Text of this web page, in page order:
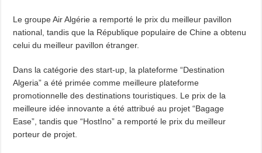
Le groupe Air Algérie a remporté le prix du meilleur pavillon
national, tandis que la République populaire de Chine a obtenu
celui du meilleur pavillon étranger.
Dans la catégorie des start-up, la plateforme “Destination
Algeria” a été primée comme meilleure plateforme
promotionnelle des destinations touristiques. Le prix de la
meilleure idée innovante a été attribué au projet “Bagage
Ease”, tandis que “HostIno” a remporté le prix du meilleur
porteur de projet.